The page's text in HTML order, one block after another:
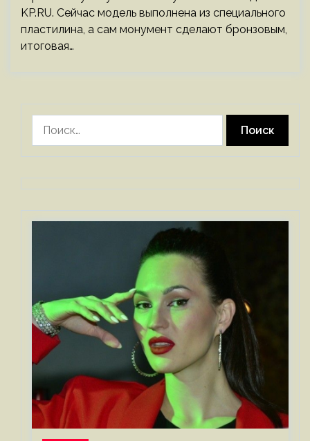
KP.RU. Сейчас модель выполнена из специального
пластилина, а сам монумент сделают бронзовым,
итоговая…